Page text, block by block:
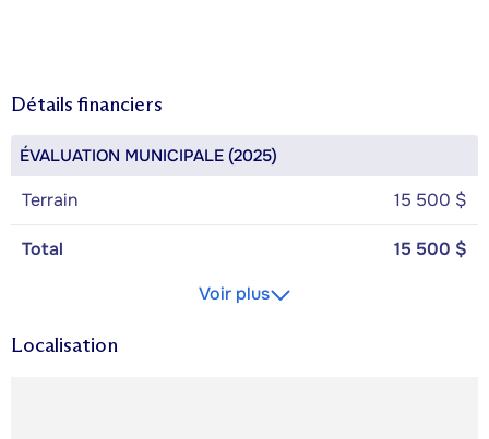
Détails financiers
ÉVALUATION MUNICIPALE (2025)
Terrain 15 500 $
Total
15 500 $
Voir plus
Localisation